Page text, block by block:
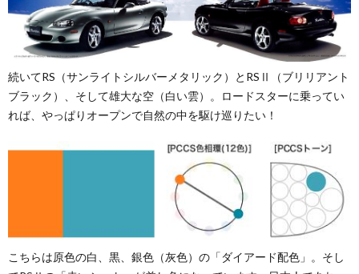
続いてRS（サンライトシルバーメタリック）とRSⅡ（ブリリアント
ブラック）、そして雄大な空（白い雲）。ロードスターに乗ってい
れば、やっぱりオープンで自然の中を駆け巡りたい！
こちらは原色の白、黒、銀色（灰色）の「ダイアード配色」。そし